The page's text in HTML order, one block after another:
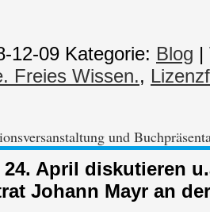
12-09 Kategorie: Blog |
Freies Wissen.,
und
24. April diskutieren
Johann Mayr an